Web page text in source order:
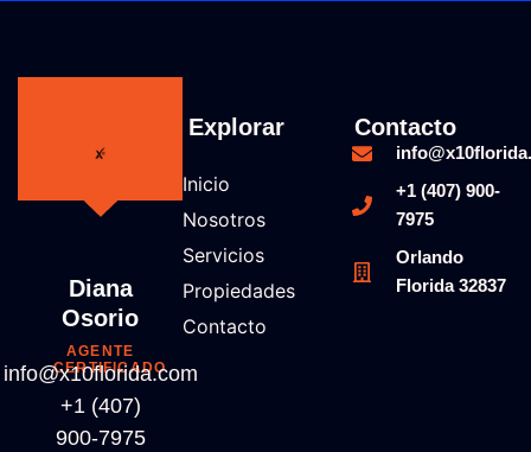
Diana
Osorio
AGENTE
CERTIFICADO
info@x10florida.com
+1 (407)
900-7975
Explorar
Inicio
Nosotros
Servicios
Propiedades
Contacto
Contacto
+1 (407) 900-
7975
Orlando
Florida 32837